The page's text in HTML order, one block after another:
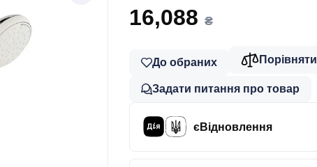
16,088 ₴
До обраних Порівняти
Задати питання про товар
єВідновлення